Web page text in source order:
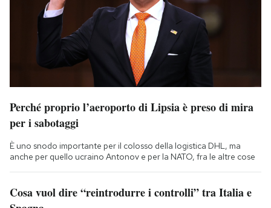
Perché proprio l’aeroporto di Lipsia è preso di mira
per i sabotaggi
È uno snodo importante per il colosso della logistica DHL, ma
anche per quello ucraino Antonov e per la NATO, fra le altre cose
Cosa vuol dire “reintrodurre i controlli” tra Italia e